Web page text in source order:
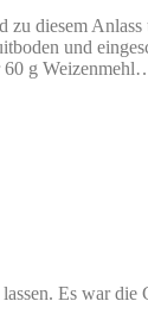
zu diesem
und
60 g
Es war die